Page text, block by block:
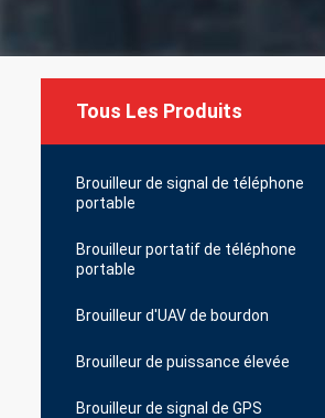
Tous Les Produits
Brouilleur de signal de téléphone
portable
Brouilleur portatif de téléphone
portable
Brouilleur d'UAV de bourdon
Brouilleur de puissance élevée
Brouilleur de signal de GPS